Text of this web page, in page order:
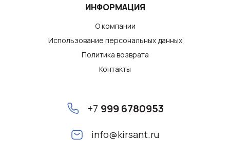
ИНФОРМАЦИЯ
О компании
Использование персональных данных
Политика возврата
Контакты
+7 999 6780953
info@kirsant.ru